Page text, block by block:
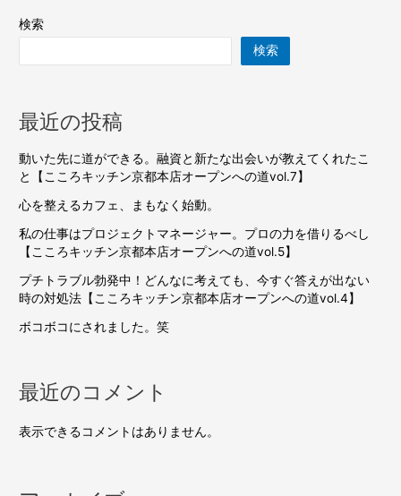
検索
検索
最近の投稿
動いた先に道ができる。融資と新たな出会いが教えてくれたこ
と【こころキッチン京都本店オープンへの道vol.7】
心を整えるカフェ、まもなく始動。
私の仕事はプロジェクトマネージャー。プロの力を借りるべし
【こころキッチン京都本店オープンへの道vol.5】
プチトラブル勃発中！どんなに考えても、今すぐ答えが出ない
時の対処法【こころキッチン京都本店オープンへの道vol.4】
ボコボコにされました。笑
最近のコメント
表示できるコメントはありません。